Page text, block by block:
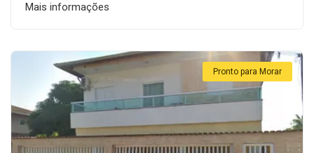
Mais informações
Pronto para Morar